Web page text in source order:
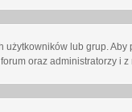
lub grup.
oraz administratorzy i